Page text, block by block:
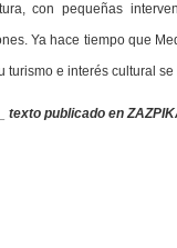
con pequeñas
Ya hace tiempo que
turismo e interés cultural
texto publicado en